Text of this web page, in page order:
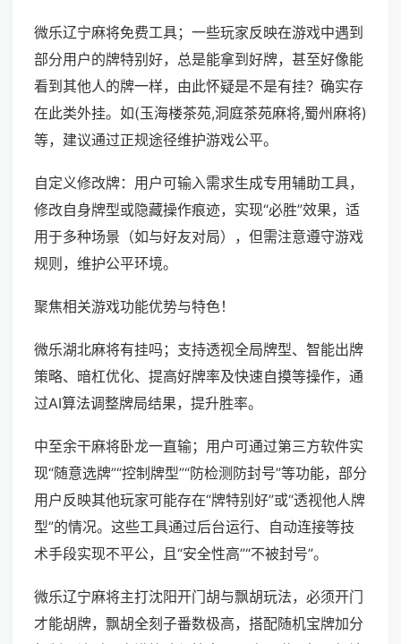
微乐辽宁麻将免费工具；一些玩家反映在游戏中遇到
部分用户的牌特别好，总是能拿到好牌，甚至好像能
看到其他人的牌一样，由此怀疑是不是有挂？确实存
在此类外挂。如(玉海楼茶苑,洞庭茶苑麻将,蜀州麻将)
等，建议通过正规途径维护游戏公平。
自定义修改牌：用户可输入需求生成专用辅助工具，
修改自身牌型或隐藏操作痕迹，实现“必胜”效果，适
用于多种场景（如与好友对局），但需注意遵守游戏
规则，维护公平环境。
聚焦相关游戏功能优势与特色！
微乐湖北麻将有挂吗；支持透视全局牌型、智能出牌
策略、暗杠优化、提高好牌率及快速自摸等操作，通
过AI算法调整牌局结果，提升胜率。
中至余干麻将卧龙一直输；用户可通过第三方软件实
现“随意选牌”“控制牌型”“防检测防封号”等功能，部分
用户反映其他玩家可能存在“牌特别好”或“透视他人牌
型”的情况。这些工具通过后台运行、自动连接等技
术手段实现不平公，且“安全性高”“不被封号”。
微乐辽宁麻将主打沈阳开门胡与飘胡玩法，必须开门
才能胡牌，飘胡全刻子番数极高，搭配随机宝牌加分